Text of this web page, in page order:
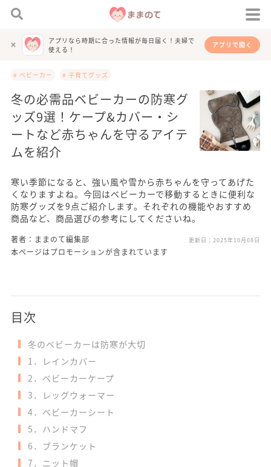
アプリなら時期に合った情報が毎日届く！夫婦で
使える！
アプリで開く
# ベビーカー # 子育てグッズ
冬の必需品ベビーカーの防寒グ
ッズ9選！ケープ&カバー・シ
ートなど赤ちゃんを守るアイテ
ムを紹介
寒い季節になると、強い風や雪から赤ちゃんを守ってあげた
くなりますよね。今回はベビーカーで移動するときに便利な
防寒グッズを9点ご紹介します。それぞれの機能やおすすめ
商品など、商品選びの参考にしてくださいね。
著者：ままのて編集部 更新日： 2025年10月08日
本ページはプロモーションが含まれています
目次
冬のベビーカーは防寒が大切
1．レインカバー
2．ベビーカーケープ
3．レッグウォーマー
4．ベビーカーシート
5．ハンドマフ
6．ブランケット
7．ニット帽